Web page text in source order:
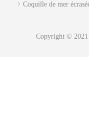
Coquille de mer
Copyright © 2021